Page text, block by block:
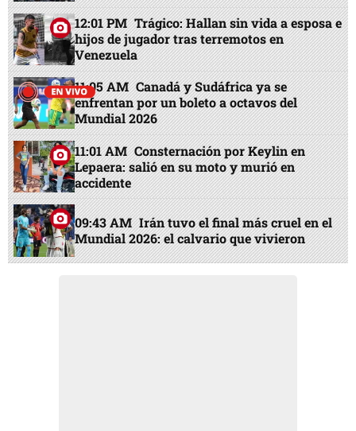
12:01 PM Trágico: Hallan sin vida a esposa e
hijos de jugador tras terremotos en
Venezuela
11:05 AM Canadá y Sudáfrica ya se
enfrentan por un boleto a octavos del
Mundial 2026
11:01 AM Consternación por Keylin en
Lepaera: salió en su moto y murió en
accidente
09:43 AM Irán tuvo el final más cruel en el
Mundial 2026: el calvario que vivieron